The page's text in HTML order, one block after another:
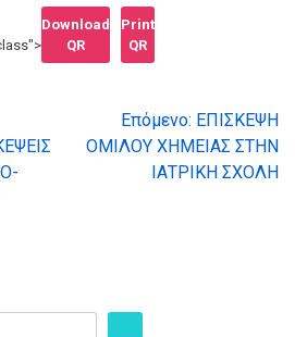
Download
QR
Print
QR
Επόμενο: ΕΠΙΣΚΕΨΗ
ΟΜΙΛΟΥ ΧΗΜΕΙΑΣ ΣΤΗΝ
ΙΑΤΡΙΚΗ ΣΧΟΛΗ